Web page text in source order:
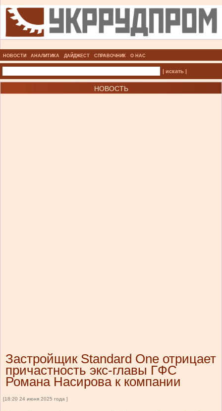
НОВОСТИ АНАЛИТИКА ДАЙДЖЕСТ СПРАВОЧНИК О НАС
| искать |
НОВОСТЬ
Застройщик Standard One отрицает
причастность экс-главы ГФС
Романа Насирова к компании
[18:20 24 июня 2025 года ]